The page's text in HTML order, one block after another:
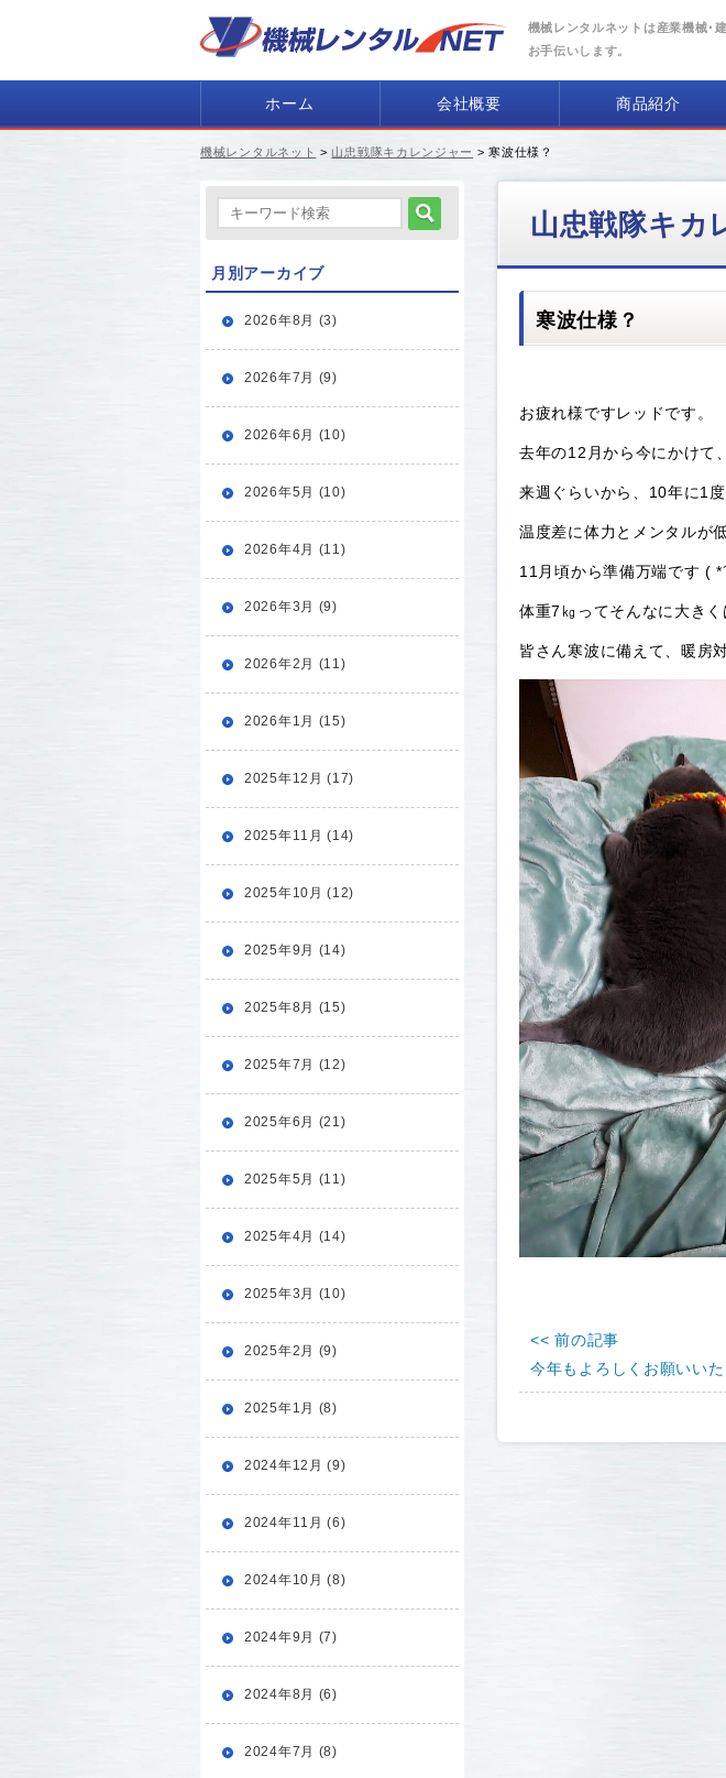
機械レンタルネットは産業機械･
お手伝いします。
ホーム 会社概要 商品紹介
機械レンタルネット > 山忠戦隊キカレンジャー > 寒波仕様？
山忠戦隊キカ
寒波仕様？
お疲れ様ですレッドです。
去年の12月から今にかけて
来週ぐらいから、10年に1
温度差に体力とメンタルが
11月頃から準備万端です (
体重7㎏ってそんなに大き
皆さん寒波に備えて、暖房
<< 前の記事
今年もよろしくお願いいた
月別アーカイブ
2026年8月 (3)
2026年7月 (9)
2026年6月 (10)
2026年5月 (10)
2026年4月 (11)
2026年3月 (9)
2026年2月 (11)
2026年1月 (15)
2025年12月 (17)
2025年11月 (14)
2025年10月 (12)
2025年9月 (14)
2025年8月 (15)
2025年7月 (12)
2025年6月 (21)
2025年5月 (11)
2025年4月 (14)
2025年3月 (10)
2025年2月 (9)
2025年1月 (8)
2024年12月 (9)
2024年11月 (6)
2024年10月 (8)
2024年9月 (7)
2024年8月 (6)
2024年7月 (8)